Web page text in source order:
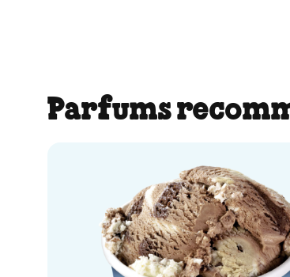
Parfums